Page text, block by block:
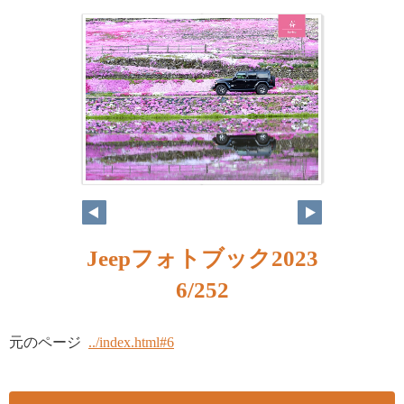
Jeepフォトブック2023
6/252
元のページ ../index.html#6